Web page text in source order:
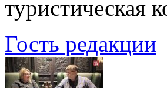
туристическая
Гость редакции